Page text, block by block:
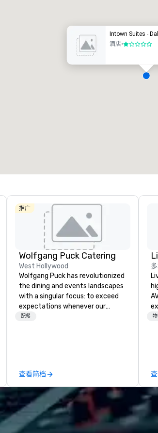
Intown Suites -
酒店•1/5
推广
Wolfgang Puck Catering
West Hollywood
Wolfgang Puck has revolutionized
the dining and events landscapes
with a singular focus: to exceed
expectations whenever our
guests gather for a meal.
team continues to set the
standard for culinary excellence,
bringing Wolfgang’s legendary
combination of innovative cuisine
and refined service to the worlds’
most renowned and demanding
配餐
查看简档